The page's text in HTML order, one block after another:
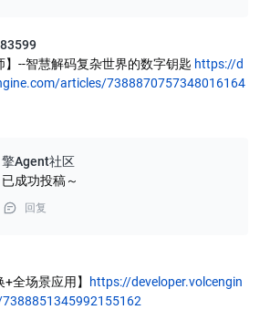
】--智慧解码复杂世界的数字钥匙 https://d
articles/7388870757348016164
Agent社区
成功投稿～
回复
+全场景应用】
https://developer.volcengin